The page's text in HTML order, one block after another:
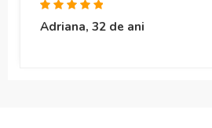
Adriana, 32 de ani